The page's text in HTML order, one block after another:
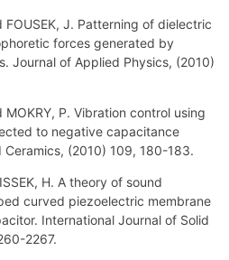
FOUSEK, J. Patterning of dielectric
forces generated by
Journal of Applied Physics, (2010)
MOKRY, P. Vibration control using
to negative capacitance
(2010) 109, 180-183.
H. A theory of sound
curved piezoelectric membrane
International Journal of Solid
2267.